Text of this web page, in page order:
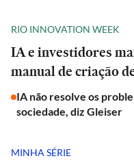
RIO INNOVATION WEEK
IA e investidores
manual de criação
IA não resolve os
sociedade, diz Gleiser
MINHA SÉRIE